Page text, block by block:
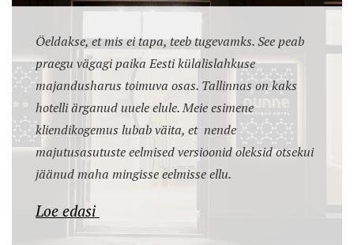
Öeldakse, et mis ei tapa, teeb tugevamks. See peab
praegu vägagi paika Eesti külalislahkuse
majandusharus toimuva osas. Tallinnas on kaks
hotelli ärganud uuele elule. Meie esimene
kliendikogemus lubab väita, et nende
majutusasutuste eelmised versioonid oleksid otsekui
jäänud maha mingisse eelmisse ellu.
Loe edasi